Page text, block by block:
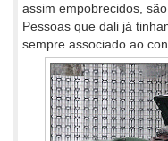
assim empobrecidos,
Pessoas que dali já
sempre associado ao